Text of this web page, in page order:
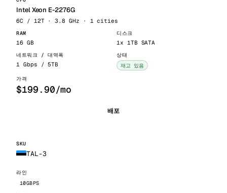
Intel Xeon E-2276G
6C / 12T · 3.8 GHz · 1 cities
16 GB 1x 1TB SATA
1 Gbps / 5TB 재고 있음
$199.90/mo
배포
TAL-3
10GBPS